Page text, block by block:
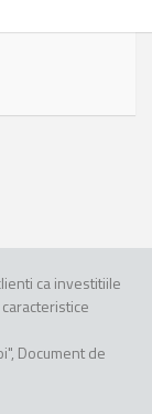
ca investitiile
Document de